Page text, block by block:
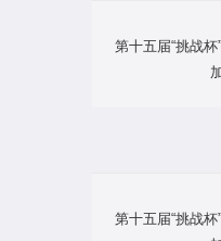
第十五届“挑战
第十五届“挑战